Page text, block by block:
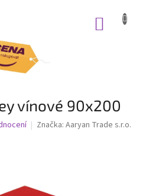
vínové 90x200
Značka: Aaryan Trade s.r.o.